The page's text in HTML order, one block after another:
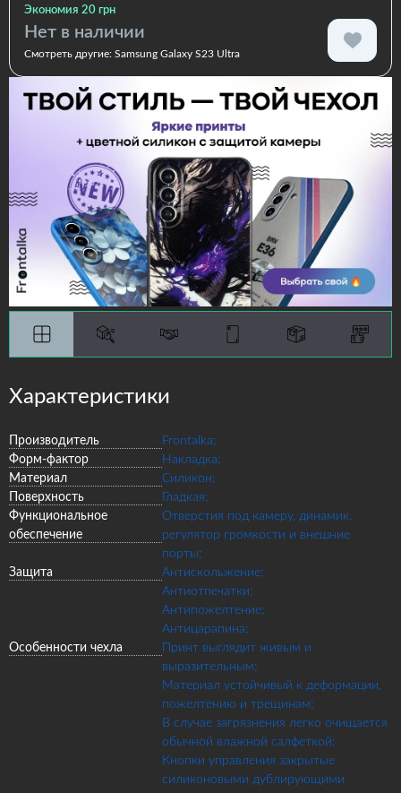
Экономия 20 грн
Нет в наличии
Смотреть другие: Samsung Galaxy S23 Ultra
Характеристики
Производитель
Frontalka;
Форм-фактор
Накладка;
Материал
Силикон;
Поверхность
Гладкая;
Функциональное
обеспечение
Отверстия под камеру, динамик,
регулятор громкости и внешние
порты;
Защита
Антискольжение;
Антиотпечатки;
Антипожелтение;
Антицарапина;
Особенности чехла
Принт выглядит живым и
выразительным;
Материал устойчивый к деформации,
пожелтению и трещинам;
В случае загрязнения легко очищается
обычной влажной салфеткой;
Кнопки управления закрытые
силиконовыми дублирующими